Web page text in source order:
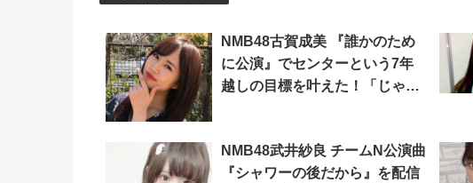
NMB48古賀成美 『誰かのため
に公演』でセンターという7年
越しの目標を叶えた！「じゃん
NMB48武井紗良 チームN公演曲
『シャワーの後だから』を配信